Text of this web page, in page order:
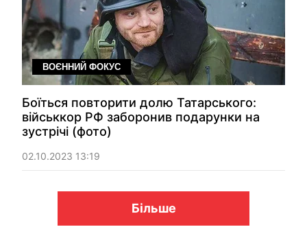
ВОЄННИЙ ФОКУС
Боїться повторити долю Татарського:
військкор РФ заборонив подарунки на
зустрічі (фото)
02.10.2023 13:19
Більше